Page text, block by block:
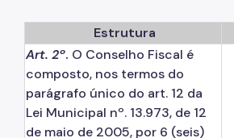
Estrutura
Art. 2º. O Conselho Fiscal é
composto, nos termos do
parágrafo único do art. 12 da
Lei Municipal nº. 13.973, de 12
de maio de 2005, por 6 (seis)